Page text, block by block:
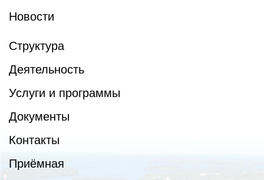
Новости
Структура
Деятельность
Услуги и программы
Документы
Контакты
Приёмная